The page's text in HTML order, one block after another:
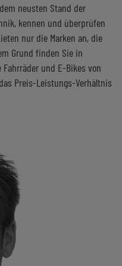
neusten Stand der
kennen und überprüfen
nur die Marken an, die
Grund finden Sie in
und E-Bikes von
Preis-Leistungs-Verhältnis